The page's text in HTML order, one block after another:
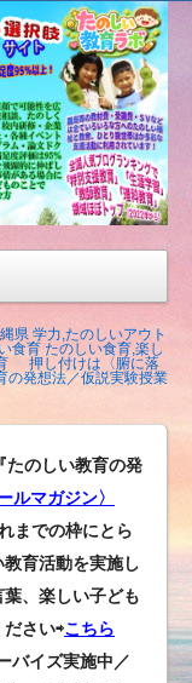
県 学力,たのしいアウト
食育 たのしい食育,楽し
押し付けは〈腑に落
の発想法／仮説実験授業
たのしい教育の発
ルマガジン〉
までの枠にとら
育活動を実施し
、楽しい子ども
さい⇨こちら
バイズ実施中／